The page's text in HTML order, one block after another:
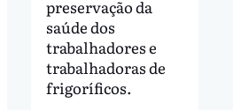
preservação da
saúde dos
trabalhadores e
trabalhadoras de
frigoríficos.